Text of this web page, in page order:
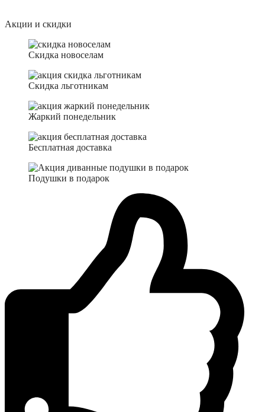
Акции и скидки
Скидка новоселам
Скидка льготникам
Жаркий понедельник
Бесплатная доставка
Подушки в подарок